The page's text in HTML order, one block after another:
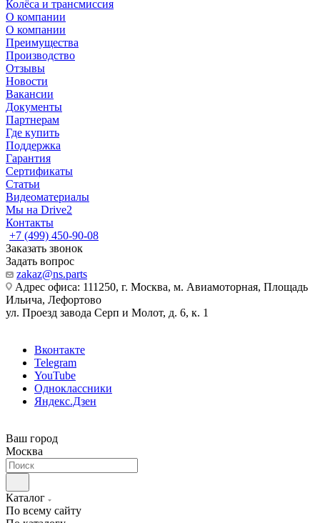
Колёса и трансмиссия
О компании
О компании
Преимущества
Производство
Отзывы
Новости
Вакансии
Документы
Партнерам
Где купить
Поддержка
Гарантия
Сертификаты
Статьи
Видеоматериалы
Мы на Drive2
Контакты
+7 (499) 450-90-08
Заказать звонок
Задать вопрос
zakaz@ns.parts
Адрес офиса: 111250, г. Москва, м. Авиамоторная, Площадь
Ильича, Лефортово
ул. Проезд завода Серп и Молот, д. 6, к. 1
Вконтакте
Telegram
YouTube
Одноклассники
Яндекс.Дзен
Ваш город
Москва
Каталог
По всему сайту